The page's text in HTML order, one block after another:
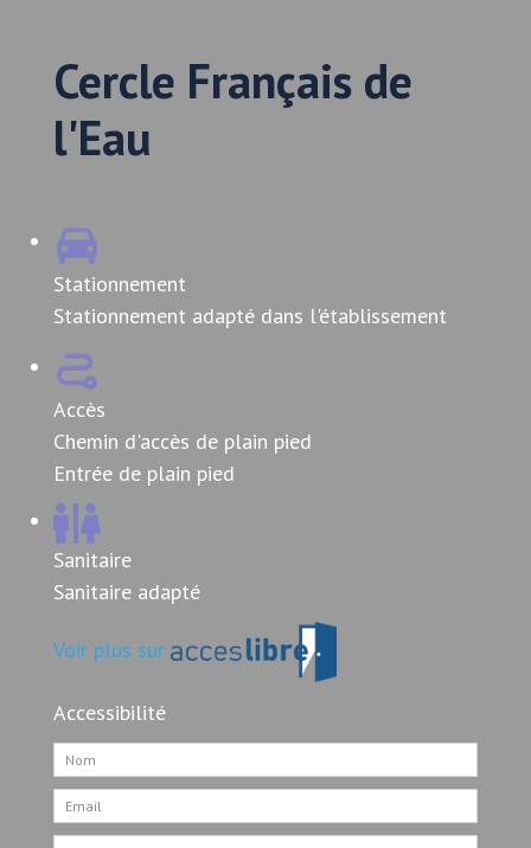
Cercle Français de
l'Eau
Stationnement
Stationnement adapté dans l'établissement
Accès
Chemin d'accès de plain pied
Entrée de plain pied
Sanitaire
Sanitaire adapté
Voir plus sur
Accessibilité